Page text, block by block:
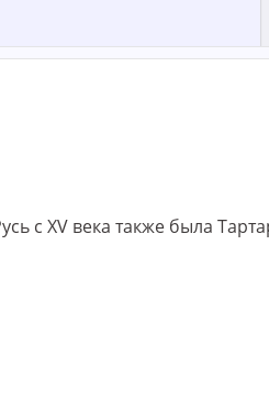
с XV века также была